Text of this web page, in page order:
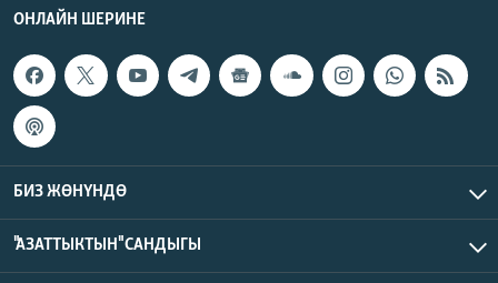
ОНЛАЙН ШЕРИНЕ
БИЗ ЖӨНҮНДӨ
"АЗАТТЫКТЫН" САНДЫГЫ